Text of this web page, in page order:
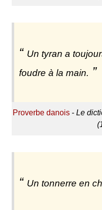
Un tyran a
foudre à la main.
Proverbe danois -Le
Un tonnerre en